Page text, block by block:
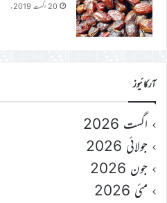
20 اگست 2019ء
آرکائیوز
اگست 2026
جولائی 2026
جون 2026
مئی 2026